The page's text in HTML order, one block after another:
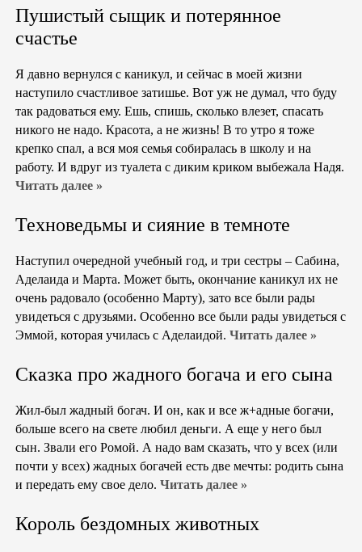
Пушистый сыщик и потерянное
счастье
Я давно вернулся с каникул, и сейчас в моей жизни
наступило счастливое затишье. Вот уж не думал, что буду
так радоваться ему. Ешь, спишь, сколько влезет, спасать
никого не надо. Красота, а не жизнь! В то утро я тоже
крепко спал, а вся моя семья собиралась в школу и на
работу. И вдруг из туалета с диким криком выбежала Надя.
Читать далее »
Техноведьмы и сияние в темноте
Наступил очередной учебный год, и три сестры – Сабина,
Аделаида и Марта. Может быть, окончание каникул их не
очень радовало (особенно Марту), зато все были рады
увидеться с друзьями. Особенно все были рады увидеться с
Эммой, которая училась с Аделаидой. Читать далее »
Сказка про жадного богача и его сына
Жил-был жадный богач. И он, как и все ж+адные богачи,
больше всего на свете любил деньги. А еще у него был
сын. Звали его Ромой. А надо вам сказать, что у всех (или
почти у всех) жадных богачей есть две мечты: родить сына
и передать ему свое дело. Читать далее »
Король бездомных животных